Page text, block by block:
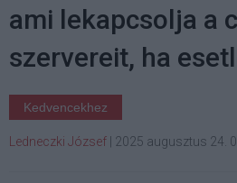
ami lekapcsolja a
szervereit, ha
Kedvencekhez
Ledneczki József | 2025 augusztus 24.